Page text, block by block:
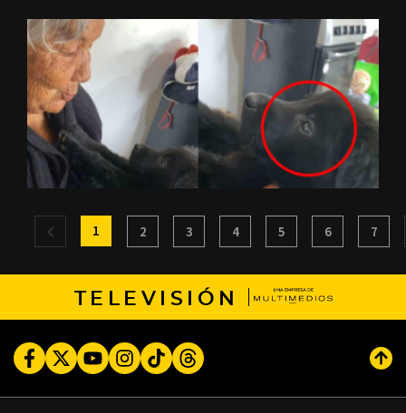
1 2 3 4 5 6 7
TELEVISIÓN
FacebookTwitterYoutubeInstagram
TikTokThreads